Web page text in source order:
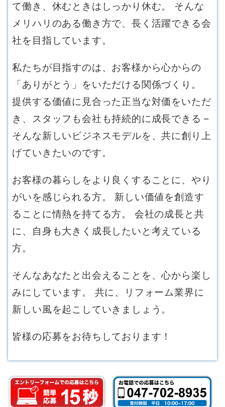
て働き、休むときはしっかり休む。 そんな
メリハリのある働き方で、長く活躍できる会
社を目指しています。
私たちが目指すのは、お客様から心からの
「ありがとう」をいただける関係づくり。
提供する価値に見合った正当な対価をいただ
き、スタッフも会社も持続的に成長できる –
そんな新しいビジネスモデルを、共に創り上
げていきたいのです。
お客様の暮らしをより良くすることに、やり
がいを感じられる方。 新しい価値を創造す
ることに情熱を持てる方。 会社の成長と共
に、自身も大きく成長したいと考えている
方。
そんなあなたと出会えることを、心から楽し
みにしています。 共に、リフォーム業界に
新しい風を起こしていきましょう。
皆様の応募をお待ちしております！